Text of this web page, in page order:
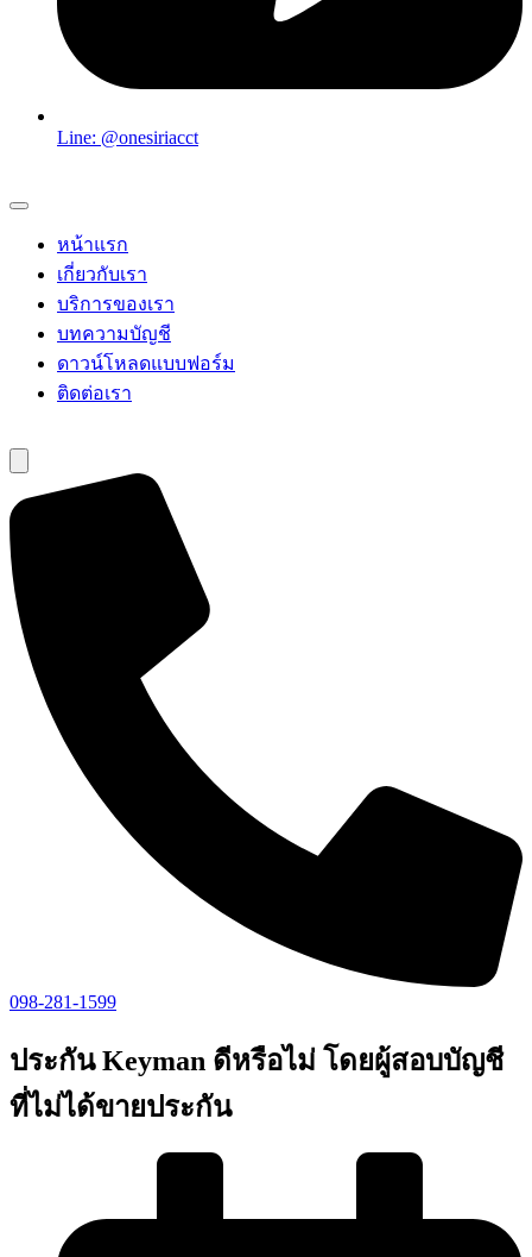
Line: @onesiriacct
หน้าแรก
เกี่ยวกับเรา
บริการของเรา
บทความบัญชี
ดาวน์โหลดแบบฟอร์ม
ติดต่อเรา
098-281-1599
ประกัน Keyman ดีหรือไม่ โดยผู้สอบบัญชี
ที่ไม่ได้ขายประกัน